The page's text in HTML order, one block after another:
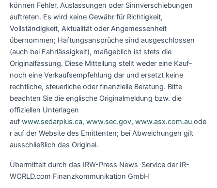
können Fehler, Auslassungen oder Sinnverschiebungen
auftreten. Es wird keine Gewähr für Richtigkeit,
Vollständigkeit, Aktualität oder Angemessenheit
übernommen; Haftungsansprüche sind ausgeschlossen
(auch bei Fahrlässigkeit), maßgeblich ist stets die
Originalfassung. Diese Mitteilung stellt weder eine Kauf-
noch eine Verkaufsempfehlung dar und ersetzt keine
rechtliche, steuerliche oder finanzielle Beratung. Bitte
beachten Sie die englische Originalmeldung bzw. die
offiziellen Unterlagen
auf www.sedarplus.ca, www.sec.gov, www.asx.com.au ode
r auf der Website des Emittenten; bei Abweichungen gilt
ausschließlich das Original.
Übermittelt durch das IRW-Press News-Service der IR-
WORLD.com Finanzkommunikation GmbH